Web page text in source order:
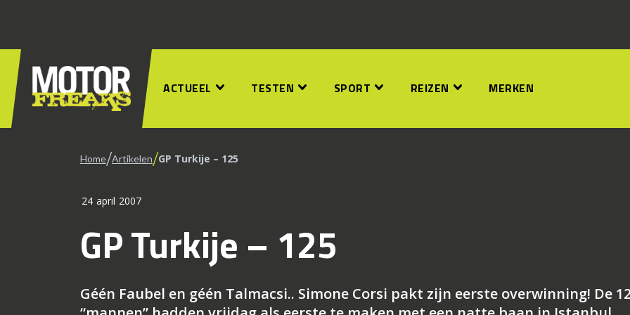
ACTUEEL TESTEN SPORT REIZEN MERKEN
Home/Artikelen/GP Turkije – 125
24 april 2007
GP Turkije – 125
Géén Faubel en géén Talmacsi.. Simone Corsi pakt zijn eerste overwinning! De